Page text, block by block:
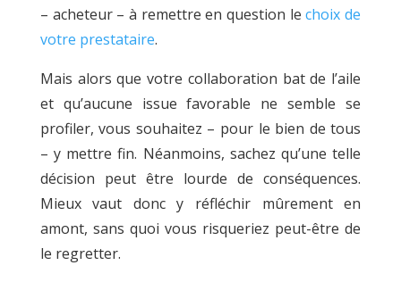
– acheteur – à remettre en question lechoix de
votre prestataire.
Mais alors que votre collaboration bat de l’aile
et qu’aucune issue favorable ne semble se
profiler, vous souhaitez – pour le bien de tous
– y mettre fin. Néanmoins, sachez qu’une telle
décision peut être lourde de conséquences.
Mieux vaut donc y réfléchir mûrement en
amont, sans quoi vous risqueriez peut-être de
le regretter.